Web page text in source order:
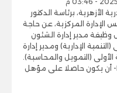
الأزهرية، برئاسة الدكتور
الإدارة المركزية، عن حاجة
مدير إدارة الشئون
(التنمية الإدارية) ومدير إدارة
الأولى (التمويل والمحاسبة).
شروط شغل الوظيفة: ١- أن يكون حاصلا على مؤهل